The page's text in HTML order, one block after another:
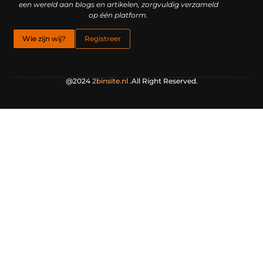
een wereld aan blogs en artikelen, zorgvuldig verzameld
op één platform.
Wie zijn wij? Registreer
@2024 2binsite.nl.All Right Reserved.